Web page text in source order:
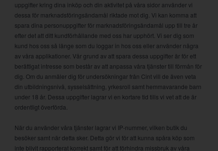
uppgifter kring dina inköp och din aktivitet på våra sidor använder vi
dessa för marknadsföringsändamål riktade mot dig. Vi kan komma att
spara dina personuppgifter för marknadsföringsändamål upp till tre år
efter det att ditt kundförhållande med oss har upphört. Vi ser dig som
kund hos oss så länge som du loggar in hos oss eller använder några
av våra applikationer. Vår grund av att spara dessa uppgifter är för ett
berättigat intresse som består av att anpassa våra tjänster till förmån för
dig. Om du anmäler dig för undersökningar från Cint vill de även veta
din utbildningsnivå, sysselsättning, yrkesroll samt hemmavarande barn
under 18 år. Dessa uppgifter lagrar vi en kortare tid tills vi vet att de är
ordentligt överförda.
När du använder våra tjänster lagrar vi IP-nummer, vilken butik du
besöker samt när detta sker. Detta gör vi för att kunna spåra köp som
inte blivit rapporterat korrekt samt för att förhindra missbruk av våra